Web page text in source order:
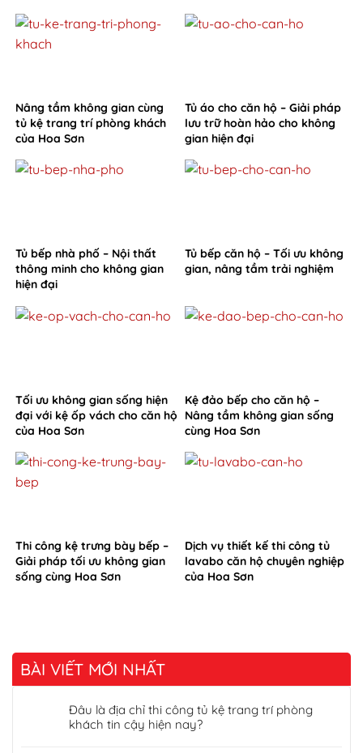
Nâng tầm không gian cùng
tủ kệ trang trí phòng khách
của Hoa Sơn
Tủ áo cho căn hộ – Giải pháp
lưu trữ hoàn hảo cho không
gian hiện đại
Tủ bếp nhà phố – Nội thất
thông minh cho không gian
hiện đại
Tủ bếp căn hộ – Tối ưu không
gian, nâng tầm trải nghiệm
Tối ưu không gian sống hiện
đại với kệ ốp vách cho căn hộ
của Hoa Sơn
Kệ đảo bếp cho căn hộ –
Nâng tầm không gian sống
cùng Hoa Sơn
Thi công kệ trưng bày bếp –
Giải pháp tối ưu không gian
sống cùng Hoa Sơn
Dịch vụ thiết kế thi công tủ
lavabo căn hộ chuyên nghiệp
của Hoa Sơn
BÀI VIẾT MỚI NHẤT
Đâu là địa chỉ thi công tủ kệ trang trí phòng
khách tin cậy hiện nay?